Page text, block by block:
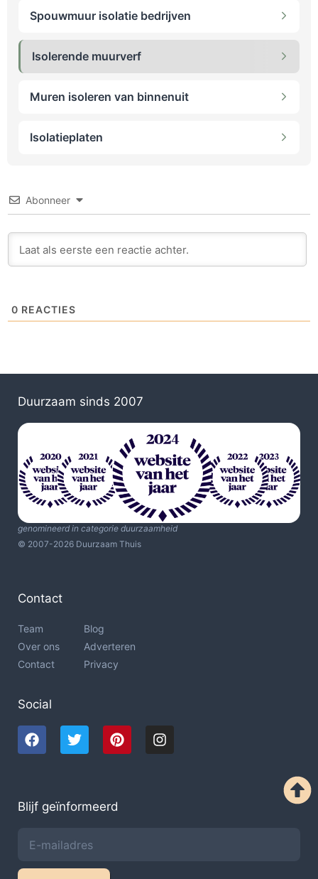
Spouwmuur isolatie bedrijven
Isolerende muurverf
Muren isoleren van binnenuit
Isolatieplaten
Abonneer
0 REACTIES
Duurzaam sinds 2007
genomineerd in categorie duurzaamheid
© 2007-2026 Duurzaam Thuis
Contact
Team
Over ons
Contact
Blog
Adverteren
Privacy
Social
Blijf geïnformeerd